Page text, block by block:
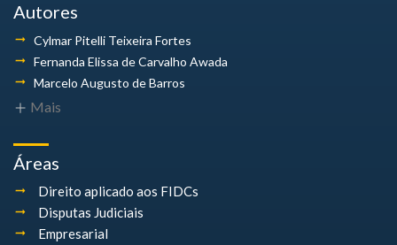
Autores
Cylmar Pitelli Teixeira Fortes
Fernanda Elissa de Carvalho Awada
Marcelo Augusto de Barros
Mais
Áreas
Direito aplicado aos FIDCs
Disputas Judiciais
Empresarial